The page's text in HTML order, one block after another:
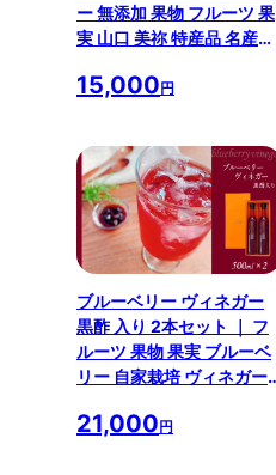
ー 無添加 果物 フルーツ 果
実 山口 美祢 特産品 名産品
ト 菓子
15,000円
ブルーベリー ヴィネガー
黒酢 入り 2本セット ｜ フ
ルーツ 果物 果実 ブルーベ
リー 自家栽培 ヴィネガー
め合わせ 料理 山口 美祢市
21,000円